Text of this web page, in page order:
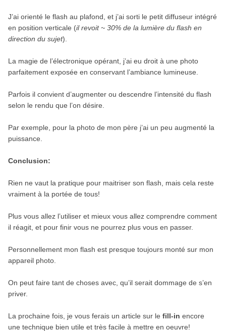
J’ai orienté le flash au plafond, et j’ai sorti le petit diffuseur intégré
en position verticale (il revoit ~ 30% de la lumière du flash en
direction du sujet).
La magie de l’électronique opérant, j’ai eu droit à une photo
parfaitement exposée en conservant l’ambiance lumineuse.
Parfois il convient d’augmenter ou descendre l’intensité du flash
selon le rendu que l’on désire.
Par exemple, pour la photo de mon père j’ai un peu augmenté la
puissance.
Conclusion:
Rien ne vaut la pratique pour maitriser son flash, mais cela reste
vraiment à la portée de tous!
Plus vous allez l’utiliser et mieux vous allez comprendre comment
il réagit, et pour finir vous ne pourrez plus vous en passer.
Personnellement mon flash est presque toujours monté sur mon
appareil photo.
On peut faire tant de choses avec, qu’il serait dommage de s’en
priver.
La prochaine fois, je vous ferais un article sur le fill-in encore
une technique bien utile et très facile à mettre en oeuvre!